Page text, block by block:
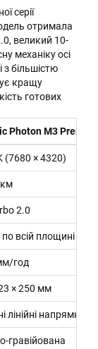
серії
отримала
великий 10-
механіку осі
з більшістю
кращу
готових
Photon M3
(7680 × 4320)
2.0
всій площині
год
× 250 мм
лінійні напрямні
гравійована